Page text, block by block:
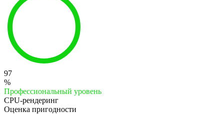
97
%
Профессиональный уровень
CPU-рендеринг
Оценка пригодности